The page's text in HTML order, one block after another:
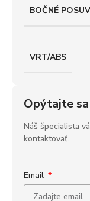
BOČNÉ
VRT/ABS
Opýtajte
Náš špecialista
kontaktovať.
Email